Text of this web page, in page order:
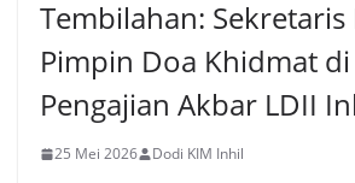
Tembilahan: Sekretaris
Pimpin Doa Khidmat di
Pengajian Akbar LDII
25 Mei 2026 Dodi KIM Inhil